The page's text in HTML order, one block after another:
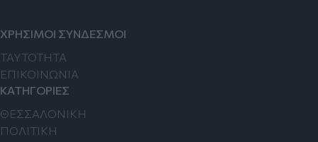
ΧΡΗΣΙΜΟΙ ΣΥΝΔΕΣΜΟΙ
TAYTOTHTA
ΕΠΙΚΟΙΝΩΝΙΑ
ΚΑΤΗΓΟΡΙΕΣ
ΘΕΣΣΑΛΟΝΙΚΗ
ΠΟΛΙΤΙΚΗ